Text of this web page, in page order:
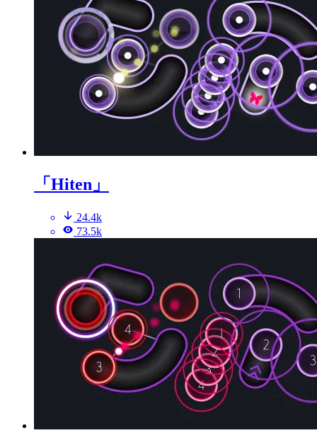
「Hiten」
24.4k
73.5k